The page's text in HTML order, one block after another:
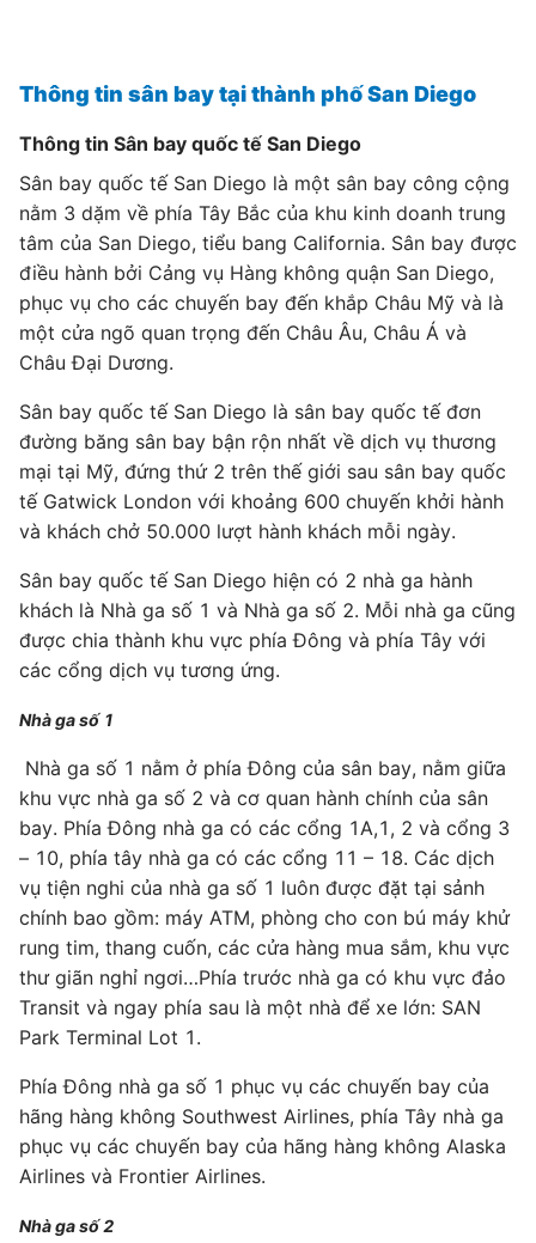
Thông tin sân bay tại thành phố San Diego
Thông tin Sân bay quốc tế San Diego
Sân bay quốc tế San Diego là một sân bay công cộng
nằm 3 dặm về phía Tây Bắc của khu kinh doanh trung
tâm của San Diego, tiểu bang California. Sân bay được
điều hành bởi Cảng vụ Hàng không quận San Diego,
phục vụ cho các chuyến bay đến khắp Châu Mỹ và là
một cửa ngõ quan trọng đến Châu Âu, Châu Á và
Châu Đại Dương.
Sân bay quốc tế San Diego là sân bay quốc tế đơn
đường băng sân bay bận rộn nhất về dịch vụ thương
mại tại Mỹ, đứng thứ 2 trên thế giới sau sân bay quốc
tế Gatwick London với khoảng 600 chuyến khởi hành
và khách chở 50.000 lượt hành khách mỗi ngày.
Sân bay quốc tế San Diego hiện có 2 nhà ga hành
khách là Nhà ga số 1 và Nhà ga số 2. Mỗi nhà ga cũng
được chia thành khu vực phía Đông và phía Tây với
các cổng dịch vụ tương ứng.
Nhà ga số 1
Nhà ga số 1 nằm ở phía Đông của sân bay, nằm giữa
khu vực nhà ga số 2 và cơ quan hành chính của sân
bay. Phía Đông nhà ga có các cổng 1A,1, 2 và cổng 3
– 10, phía tây nhà ga có các cổng 11 – 18. Các dịch
vụ tiện nghi của nhà ga số 1 luôn được đặt tại sảnh
chính bao gồm: máy ATM, phòng cho con bú máy khử
rung tim, thang cuốn, các cửa hàng mua sắm, khu vực
thư giãn nghỉ ngơi…Phía trước nhà ga có khu vực đảo
Transit và ngay phía sau là một nhà để xe lớn: SAN
Park Terminal Lot 1.
Phía Đông nhà ga số 1 phục vụ các chuyến bay của
hãng hàng không Southwest Airlines, phía Tây nhà ga
phục vụ các chuyến bay của hãng hàng không Alaska
Airlines và Frontier Airlines.
Nhà ga số 2